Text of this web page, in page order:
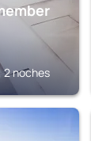
2 noches